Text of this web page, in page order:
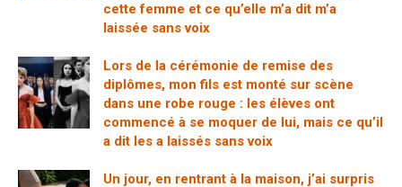
cette femme et ce qu’elle m’a dit m’a
laissée sans voix
Lors de la cérémonie de remise des
diplômes, mon fils est monté sur scène
dans une robe rouge : les élèves ont
commencé à se moquer de lui, mais ce qu’il
a dit les a laissés sans voix
Un jour, en rentrant à la maison, j’ai surpris